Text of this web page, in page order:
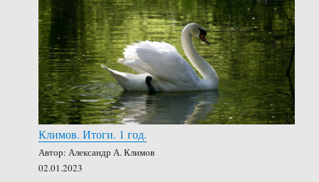
Климов. Итоги. 1 год.
Автор: Александр А. Климов
02.01.2023